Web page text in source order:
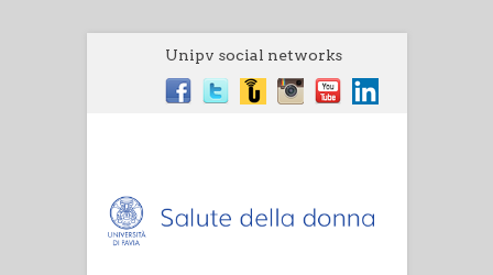
Unipv social networks